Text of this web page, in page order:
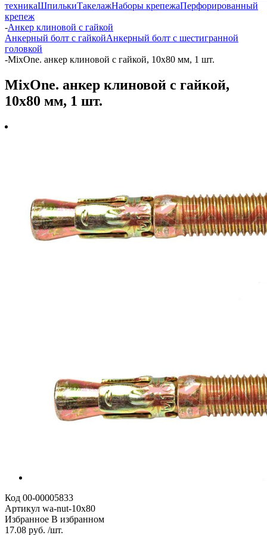
техникаШпилькиТакелажНаборы крепежаПерфорированный
крепеж
-Анкер клиновой с гайкой
Анкерный болт с гайкойАнкерный болт с шестигранной
головкой
-MixOne. анкер клиновой с гайкой, 10x80 мм, 1 шт.
MixOne. анкер клиновой с гайкой,
10x80 мм, 1 шт.
Код 00-00005833
Артикул wa-nut-10x80
Избранное В избранном
17.08 руб. /шт.